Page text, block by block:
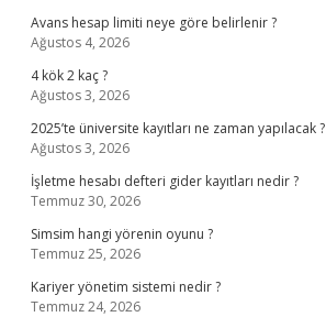
Avans hesap limiti neye göre belirlenir ?
Ağustos 4, 2026
4 kök 2 kaç ?
Ağustos 3, 2026
2025’te üniversite kayıtları ne zaman yapılacak ?
Ağustos 3, 2026
İşletme hesabı defteri gider kayıtları nedir ?
Temmuz 30, 2026
Simsim hangi yörenin oyunu ?
Temmuz 25, 2026
Kariyer yönetim sistemi nedir ?
Temmuz 24, 2026